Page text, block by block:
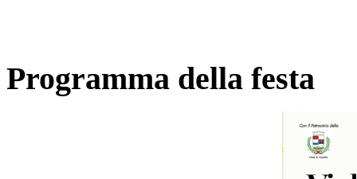
Programma della festa